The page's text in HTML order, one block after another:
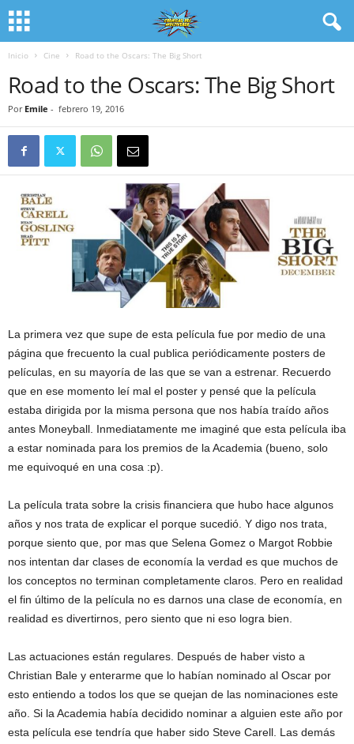
Inicio Cine Road to the Oscars: The Big Short
Road to the Oscars: The Big Short
Por Emile - febrero 19, 2016
La primera vez que supe de esta película fue por medio de una
página que frecuento la cual publica periódicamente posters de
películas, en su mayoría de las que se van a estrenar. Recuerdo
que en ese momento leí mal el poster y pensé que la película
estaba dirigida por la misma persona que nos había traído años
antes Moneyball. Inmediatamente me imaginé que esta película iba
a estar nominada para los premios de la Academia (bueno, solo
me equivoqué en una cosa :p).
La película trata sobre la crisis financiera que hubo hace algunos
años y nos trata de explicar el porque sucedió. Y digo nos trata,
porque siento que, por mas que Selena Gomez o Margot Robbie
nos intentan dar clases de economía la verdad es que muchos de
los conceptos no terminan completamente claros. Pero en realidad
el fin último de la película no es darnos una clase de economía, en
realidad es divertirnos, pero siento que ni eso logra bien.
Las actuaciones están regulares. Después de haber visto a
Christian Bale y enterarme que lo habían nominado al Oscar por
esto entiendo a todos los que se quejan de las nominaciones este
año. Si la Academia había decidido nominar a alguien este año por
esta película ese tendría que haber sido Steve Carell. Las demás